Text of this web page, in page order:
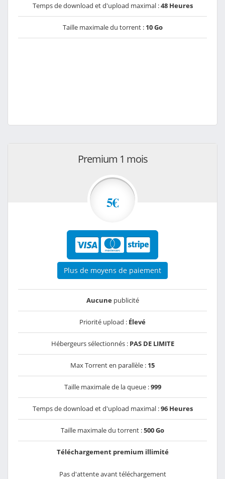
Temps de download et d'upload maximal :48 Heures
Taille maximale du torrent : 10 Go
Premium 1 mois
5€
Plus de moyens de paiement
Aucunepublicité
Priorité upload : Élevé
Hébergeurs sélectionnés : PAS DE LIMITE
Max Torrent en parallèle : 15
Taille maximale de la queue :999
Temps de download et d'upload maximal :96 Heures
Taille maximale du torrent :500 Go
Téléchargement premium illimité
Pas d'attente avant téléchargement